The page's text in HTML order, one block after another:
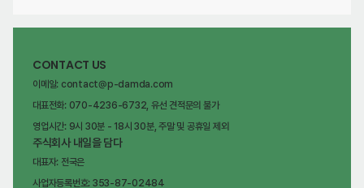
CONTACT US
이메일: contact@p-damda.com
대표전화: 070-4236-6732, 유선 견적문의 불가
영업시간: 9시 30분 - 18시 30분, 주말 및 공휴일 제외
주식회사 내일을 담다
대표자: 전국은
사업자등록번호: 353-87-02484